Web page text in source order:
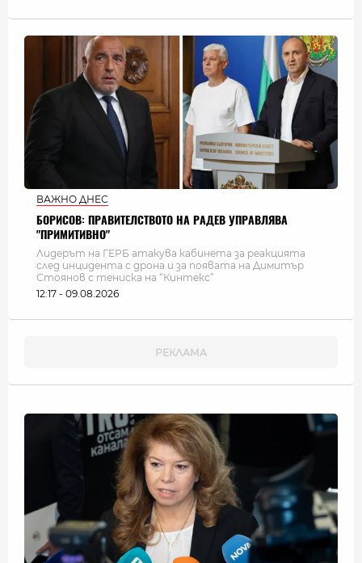
ВАЖНО ДНЕС
БОРИСОВ: ПРАВИТЕЛСТВОТО НА РАДЕВ УПРАВЛЯВА
"ПРИМИТИВНО"
Лидерът на ГЕРБ атакува кабинета за реакцията
след инцидента с дрона и за появата на Димитър
Стоянов с тениска на “Кинтекс”
12:17 - 09.08.2026